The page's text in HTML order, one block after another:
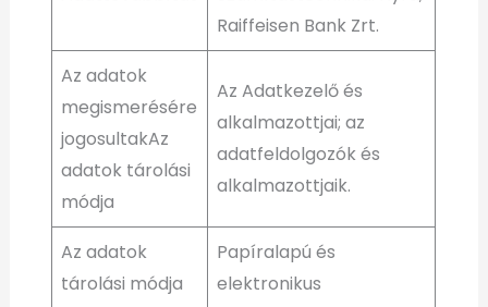
Raiffeisen Bank Zrt.
Az adatok
megismerésére
jogosultakAz
adatok tárolási
módja
Az Adatkezelő és
alkalmazottjai; az
adatfeldolgozók és
alkalmazottjaik.
Az adatok
tárolási módja
Papíralapú és
elektronikus